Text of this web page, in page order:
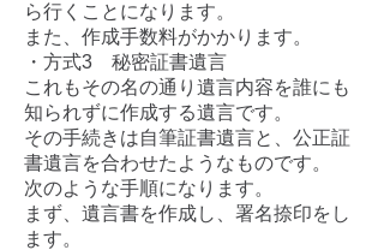
ら行くことになります。
また、作成手数料がかかります。
・方式3 秘密証書遺言
これもその名の通り遺言内容を誰にも
知られずに作成する遺言です。
その手続きは自筆証書遺言と、公正証
書遺言を合わせたようなものです。
次のような手順になります。
まず、遺言書を作成し、署名捺印をし
ます。